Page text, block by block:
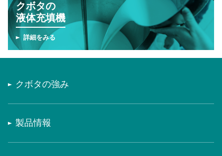
クボタの
液体充填機
詳細をみる
クボタの強み
製品情報